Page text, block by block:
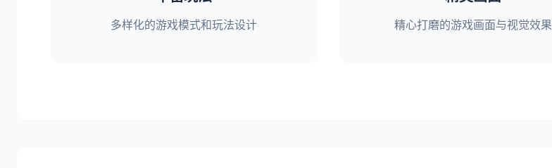
多样化的游戏模式和玩法设计 精心打磨的游戏画面与视觉效果